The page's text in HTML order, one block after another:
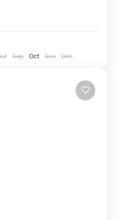
Sep Oct Nov Déc